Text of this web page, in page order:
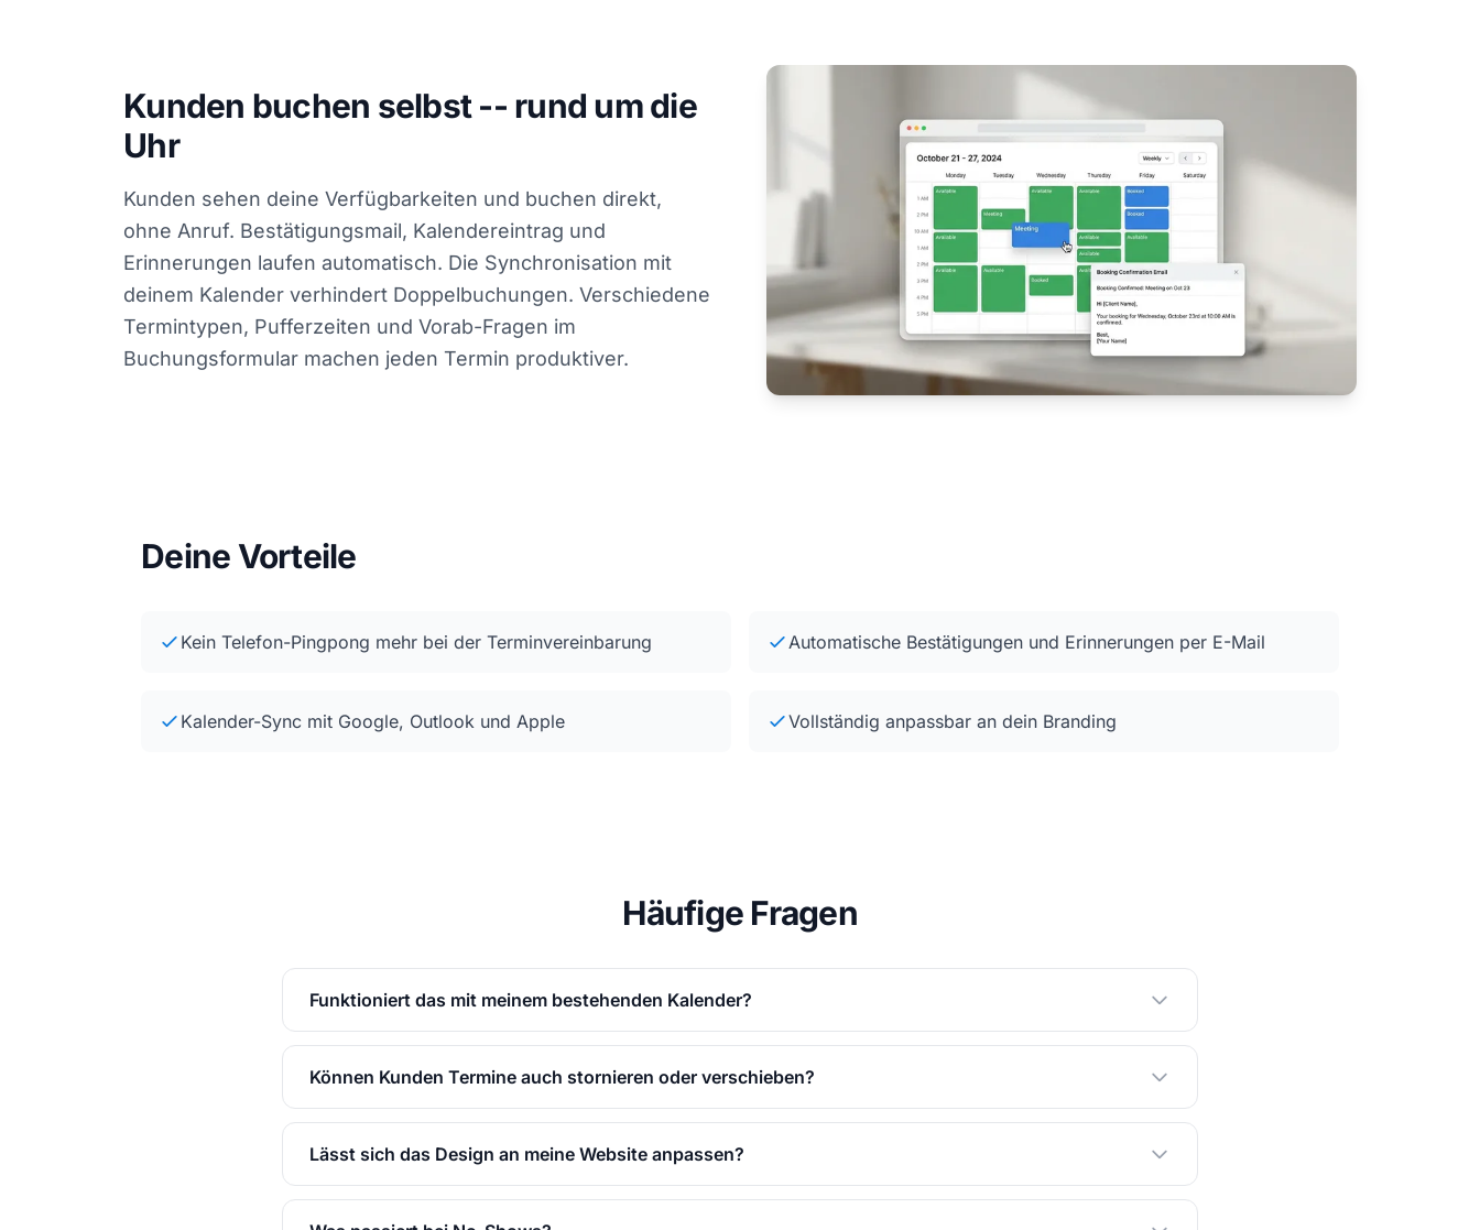
Kunden buchen selbst -- rund um die
Uhr
Kunden sehen deine Verfügbarkeiten und buchen direkt,
ohne Anruf. Bestätigungsmail, Kalendereintrag und
Erinnerungen laufen automatisch. Die Synchronisation mit
deinem Kalender verhindert Doppelbuchungen. Verschiedene
Termintypen, Pufferzeiten und Vorab-Fragen im
Buchungsformular machen jeden Termin produktiver.
Deine Vorteile
Kein Telefon-Pingpong mehr bei der Terminvereinbarung Automatische Bestätigungen und Erinnerungen per E-Mail
Kalender-Sync mit Google, Outlook und Apple Vollständig anpassbar an dein Branding
Häufige Fragen
Funktioniert das mit meinem bestehenden Kalender?
Können Kunden Termine auch stornieren oder verschieben?
Lässt sich das Design an meine Website anpassen?